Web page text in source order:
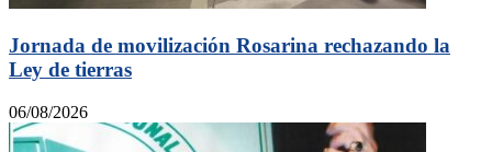
Jornada de movilización Rosarina rechazando la
Ley de tierras
06/08/2026